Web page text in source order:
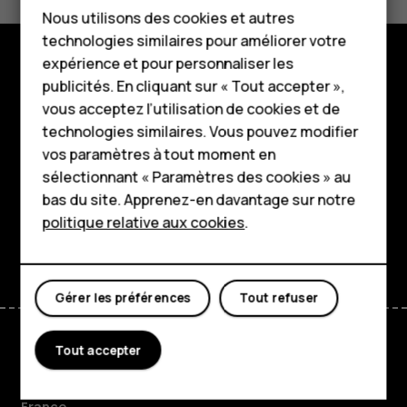
Téléphones classiques
Accessoires
HMD Terra M
Pour les entreprises
Tablettes
Boutique
Boutique
À propos
Planet and people
Assistance
FacebookInstagram
Nous utilisons des cookies et autres
technologies similaires pour améliorer votre
expérience et pour personnaliser les
publicités. En cliquant sur « Tout accepter »,
vous acceptez l’utilisation de cookies et de
technologies similaires. Vous pouvez modifier
vos paramètres à tout moment en
sélectionnant « Paramètres des cookies » au
bas du site. Apprenez-en davantage sur notre
politique relative aux cookies.
Tout refuser
Gérer les préférences
Tout accepter